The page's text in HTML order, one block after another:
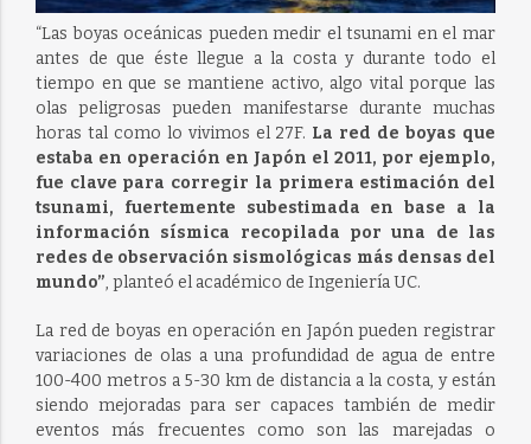
“Las boyas oceánicas pueden medir el tsunami en el mar
antes de que éste llegue a la costa y durante todo el
tiempo en que se mantiene activo, algo vital porque las
olas peligrosas pueden manifestarse durante muchas
horas tal como lo vivimos el 27F. La red de boyas que
estaba en operación en Japón el 2011, por ejemplo,
fue clave para corregir la primera estimación del
tsunami, fuertemente subestimada en base a la
información sísmica recopilada por una de las
redes de observación sismológicas más densas del
mundo”, planteó el académico de Ingeniería UC.
La red de boyas en operación en Japón pueden registrar
variaciones de olas a una profundidad de agua de entre
100-400 metros a 5-30 km de distancia a la costa, y están
siendo mejoradas para ser capaces también de medir
eventos más frecuentes como son las marejadas o